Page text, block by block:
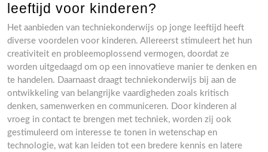
leeftijd voor kinderen?
Het aanbieden van techniekonderwijs op jonge leeftijd heeft
diverse voordelen voor kinderen. Allereerst stimuleert het hun
creativiteit en probleemoplossend vermogen, doordat ze
worden uitgedaagd om op een innovatieve manier te denken en
te handelen. Daarnaast draagt techniekonderwijs bij aan de
ontwikkeling van belangrijke vaardigheden zoals kritisch
denken, samenwerken en communiceren. Door kinderen al
vroeg in contact te brengen met techniek, worden zij ook
gestimuleerd om interesse te tonen in wetenschap en
technologie, wat kan leiden tot een bredere kennis en latere